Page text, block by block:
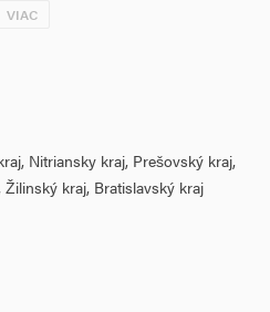
bývania.
koncepcie štátnej bytovej
výstavby bytových a rodinných
väčšinou formou
vykazujenedostatky,
k vzniku porúch ohrozujúcich
životnosti, dlhodobo
nosných prvkov
vnútorných
VIAC
Nitriansky kraj, Prešovský kraj,
kraj, Bratislavský kraj